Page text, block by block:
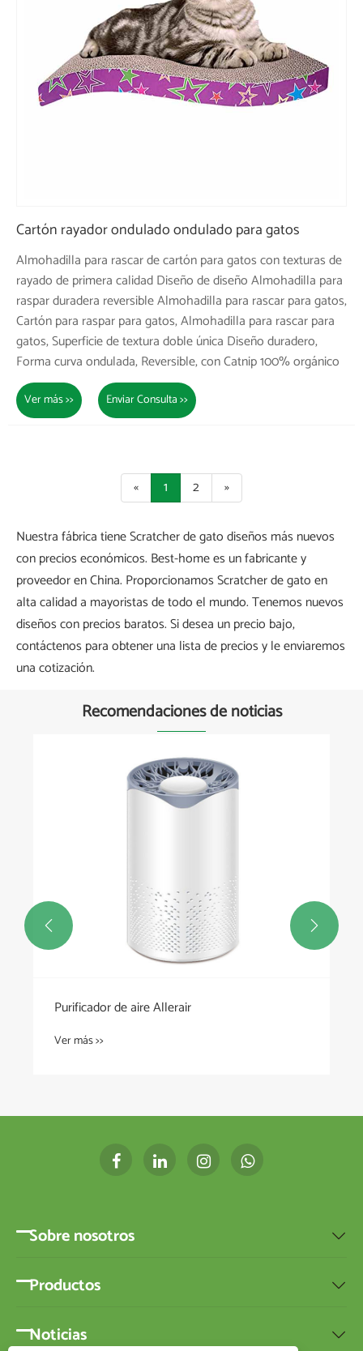
Cartón rayador ondulado ondulado para gatos
Almohadilla para rascar de cartón para gatos con texturas de
rayado de primera calidad Diseño de diseño Almohadilla para
raspar duradera reversible Almohadilla para rascar para gatos,
Cartón para raspar para gatos, Almohadilla para rascar para
gatos, Superficie de textura doble única Diseño duradero,
Forma curva ondulada, Reversible, con Catnip 100% orgánico
Ver más >> Enviar Consulta >>
« 1 2 »
Nuestra fábrica tiene Scratcher de gato diseños más nuevos
con precios económicos. Best-home es un fabricante y
proveedor en China. Proporcionamos Scratcher de gato en
alta calidad a mayoristas de todo el mundo. Tenemos nuevos
diseños con precios baratos. Si desea un precio bajo,
contáctenos para obtener una lista de precios y le enviaremos
una cotización.
Recomendaciones de noticias
Purificador de aire Allerair
Ver más >>
 
Sobre nosotros 
Productos 
Noticias 